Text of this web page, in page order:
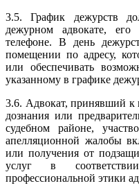
3.5. График дежурств
дежурном адвокате, его
телефоне. В день
помещении по адресу,
или обеспечивать
указанному в графике
3.6. Адвокат, принявший к
дознания или
судебном районе,
апелляционной жалобы
или получения от
услуг в
профессиональной этики